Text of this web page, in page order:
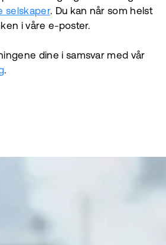
selskaper. Du kan når som helst
i våre e-poster.
dine i samsvar med vår
.